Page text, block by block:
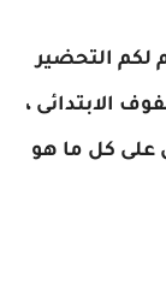
لكم التحضير
الابتدائى ،
على كل ما هو